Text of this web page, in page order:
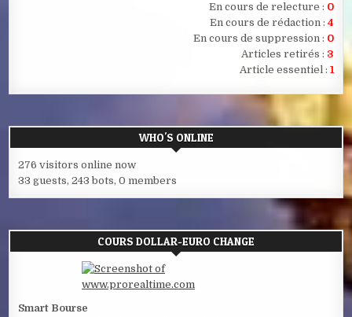
En cours de relecture : 0
En cours de rédaction : 4
En cours de suppression : 0
Articles retirés : 3
Article essentiel : 1
WHO'S ONLINE
276 visitors online now
33 guests, 243 bots, 0 members
COURS DOLLAR-EURO CHANGE
Smart Bourse